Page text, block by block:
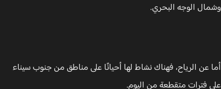
الوجه البحري.
عن الرياح، فهناك نشاط لها أحيانًا على مناطق من جنوب سيناء
فترات متقطعة من اليوم.